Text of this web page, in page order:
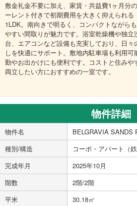
敷金礼金不要に加え、家賃・共益費1ヶ月分
ーレント付きで初期費用を大きく抑えられる
1LDK。南向きで明るく、コンパクトながら
やすい間取りが魅力です。浴室乾燥機や独立
台、エアコンなど設備も充実しており、日々
しを快適にサポート。敷地内駐車場も利用可
勤やお出かけにも便利です。コストと住みや
両立したい方におすすめの一室です。
物件詳細
物件名
BELGRAVIA SANDS
種別/構造
コーポ・アパート（
完成年月
2025年10月
階数
2階/2階
平米
30.18㎡